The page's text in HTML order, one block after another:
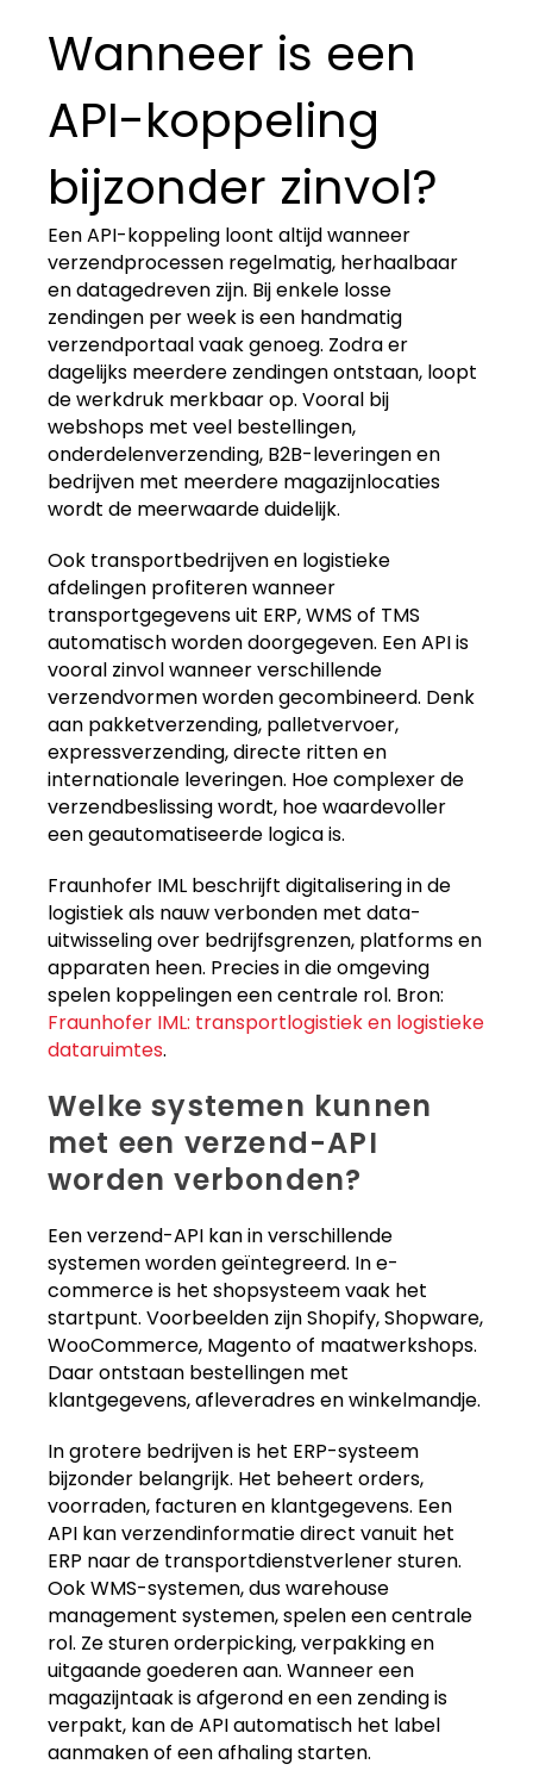
Wanneer is een
API-koppeling
bijzonder zinvol?
Een API-koppeling loont altijd wanneer
verzendprocessen regelmatig, herhaalbaar
en datagedreven zijn. Bij enkele losse
zendingen per week is een handmatig
verzendportaal vaak genoeg. Zodra er
dagelijks meerdere zendingen ontstaan, loopt
de werkdruk merkbaar op. Vooral bij
webshops met veel bestellingen,
onderdelenverzending, B2B-leveringen en
bedrijven met meerdere magazijnlocaties
wordt de meerwaarde duidelijk.
Ook transportbedrijven en logistieke
afdelingen profiteren wanneer
transportgegevens uit ERP, WMS of TMS
automatisch worden doorgegeven. Een API is
vooral zinvol wanneer verschillende
verzendvormen worden gecombineerd. Denk
aan pakketverzending, palletvervoer,
expressverzending, directe ritten en
internationale leveringen. Hoe complexer de
verzendbeslissing wordt, hoe waardevoller
een geautomatiseerde logica is.
Fraunhofer IML beschrijft digitalisering in de
logistiek als nauw verbonden met data-
uitwisseling over bedrijfsgrenzen, platforms en
apparaten heen. Precies in die omgeving
spelen koppelingen een centrale rol. Bron:
Fraunhofer IML: transportlogistiek en logistieke
dataruimtes.
Welke systemen kunnen
met een verzend-API
worden verbonden?
Een verzend-API kan in verschillende
systemen worden geïntegreerd. In e-
commerce is het shopsysteem vaak het
startpunt. Voorbeelden zijn Shopify, Shopware,
WooCommerce, Magento of maatwerkshops.
Daar ontstaan bestellingen met
klantgegevens, afleveradres en winkelmandje.
In grotere bedrijven is het ERP-systeem
bijzonder belangrijk. Het beheert orders,
voorraden, facturen en klantgegevens. Een
API kan verzendinformatie direct vanuit het
ERP naar de transportdienstverlener sturen.
Ook WMS-systemen, dus warehouse
management systemen, spelen een centrale
rol. Ze sturen orderpicking, verpakking en
uitgaande goederen aan. Wanneer een
magazijntaak is afgerond en een zending is
verpakt, kan de API automatisch het label
aanmaken of een afhaling starten.